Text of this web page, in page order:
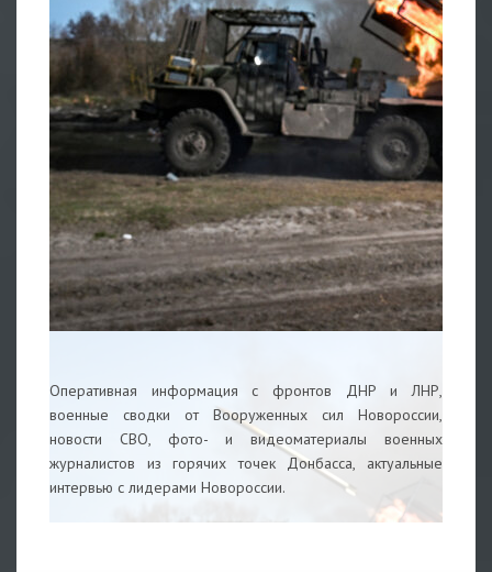
Оперативная информация с фронтов ДНР и ЛНР,
военные сводки от Вооруженных сил Новороссии,
новости СВО, фото- и видеоматериалы военных
журналистов из горячих точек Донбасса, актуальные
интервью с лидерами Новороссии.